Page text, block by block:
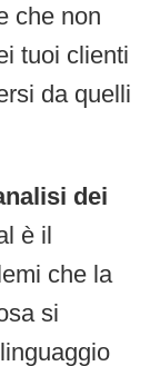
che non
tuoi clienti
da quelli
dei
è il
che la
si